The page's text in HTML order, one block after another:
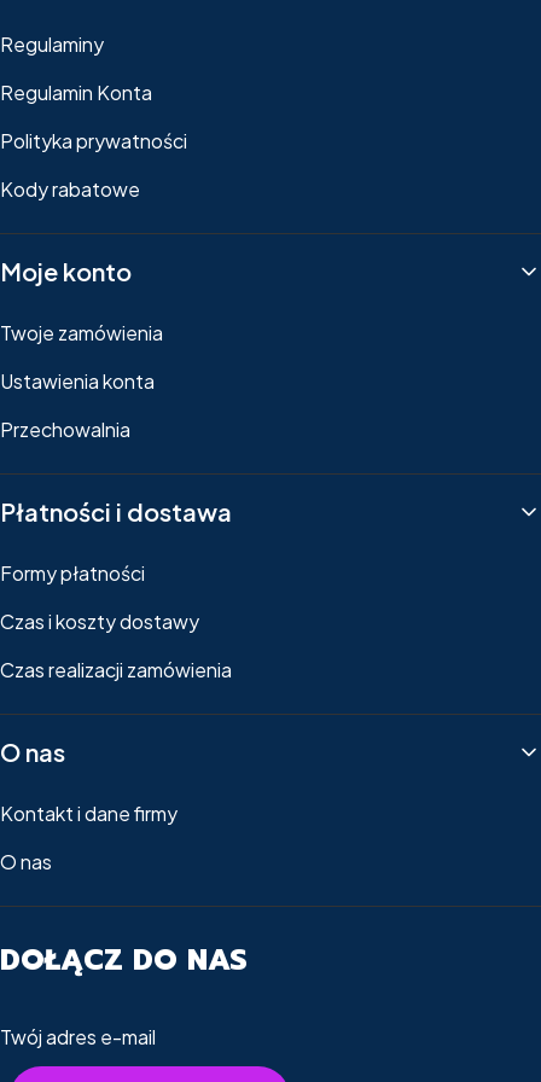
Regulaminy
Regulamin Konta
Polityka prywatności
Kody rabatowe
Moje konto
Twoje zamówienia
Ustawienia konta
Przechowalnia
Płatności i dostawa
Formy płatności
Czas i koszty dostawy
Czas realizacji zamówienia
O nas
Kontakt i dane firmy
O nas
DOŁĄCZ DO NAS
Twój adres e-mail